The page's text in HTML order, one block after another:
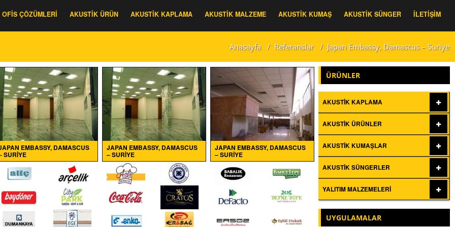
OFIS ÇÖZÜMLERI AKUSTIK ÜRÜN AKUSTIK KAPLAMA AKUSTIK MALZEME AKUSTIK KUMAŞ AKUSTIK SÜNGER İLETIŞIM
Anasayfa/ Referanslar/ Japan Embassy, Damascus – Suriye
EMBASSY, DAMASCUS
SURIYE
JAPAN EMBASSY, DAMASCUS
– SURIYE
JAPAN EMBASSY, DAMASCUS
– SURIYE
ÜRÜNLER
AKUSTIK KAPLAMA
AKUSTIK ÜRÜNLER
AKUSTIK KUMAŞLAR
AKUSTIK SÜNGERLER
YALITIM MALZEMELERI
UYGULAMALAR